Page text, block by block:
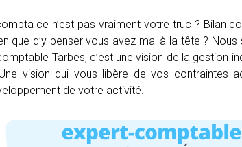
ce n’est pas vraiment votre truc ? Bilan
que d’y penser vous avez mal à la tête ?
Tarbes, c’est une vision de la gestion
vision qui vous libère de vos contraintes
de votre activité.